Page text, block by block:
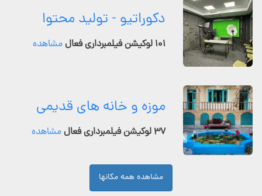
دکوراتیو - تولید محتوا
۱۰۱ لوکیشن فیلمبرداری فعال مشاهده
موزه و خانه های قدیمی
۳۷ لوکیشن فیلمبرداری فعال مشاهده
مشاهده همه مکانها